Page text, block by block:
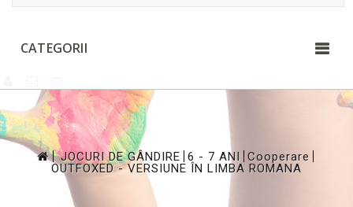
CATEGORII
>
JOCURI DE GÂNDIRE 6 - 7 ANI Cooperare
OUTFOXED - VERSIUNE ÎN LIMBA ROMANA